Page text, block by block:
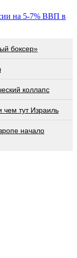
на 5-7% ВВП в
боксер»
коллапс
чем тут Израиль
начало